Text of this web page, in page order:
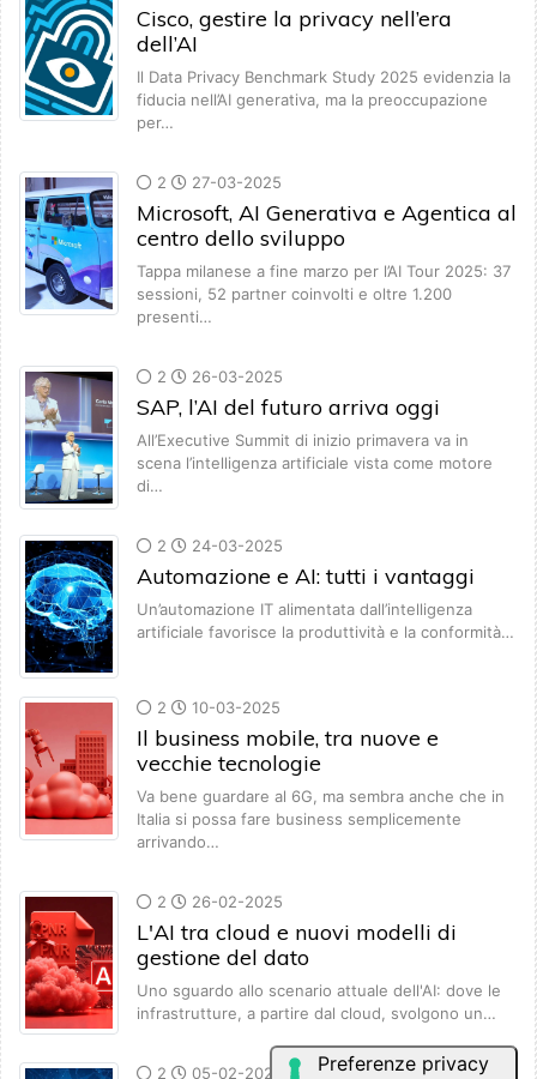
Cisco, gestire la privacy nell’era
dell’AI
Il Data Privacy Benchmark Study 2025 evidenzia la
fiducia nell’AI generativa, ma la preoccupazione
per…
2 27-03-2025
Microsoft, AI Generativa e Agentica al
centro dello sviluppo
Tappa milanese a fine marzo per l’AI Tour 2025: 37
sessioni, 52 partner coinvolti e oltre 1.200
presenti…
2 26-03-2025
SAP, l’AI del futuro arriva oggi
All’Executive Summit di inizio primavera va in
scena l’intelligenza artificiale vista come motore
di…
2 24-03-2025
Automazione e AI: tutti i vantaggi
Un’automazione IT alimentata dall’intelligenza
artificiale favorisce la produttività e la conformità…
2 10-03-2025
Il business mobile, tra nuove e
vecchie tecnologie
Va bene guardare al 6G, ma sembra anche che in
Italia si possa fare business semplicemente
arrivando…
2 26-02-2025
L'AI tra cloud e nuovi modelli di
gestione del dato
Uno sguardo allo scenario attuale dell'AI: dove le
infrastrutture, a partire dal cloud, svolgono un…
2 05-02-2025